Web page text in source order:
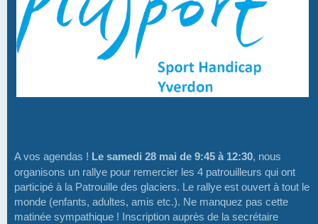
A vos agendas ! Le samedi 28 mai de 9:45 à 12:30, nous
organisons un rallye pour remercier les 4 patrouilleurs qui ont
participé à la Patrouille des glaciers. Le rallye est ouvert à tout le
monde (enfants, adultes, amis etc.). Ne manquez pas cette
matinée sympathique ! Inscription auprès de la secrétaire